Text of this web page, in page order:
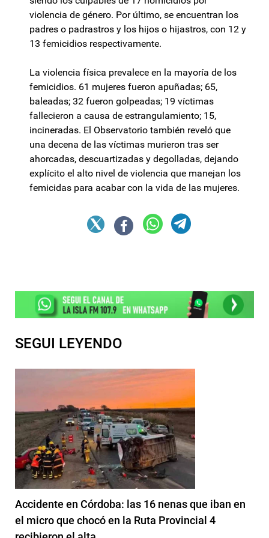
violencia de género. Por último, se encuentran los
padres o padrastros y los hijos o hijastros, con 12 y
13 femicidios respectivamente.
La violencia física prevalece en la mayoría de los
femicidios. 61 mujeres fueron apuñadas; 65,
baleadas; 32 fueron golpeadas; 19 víctimas
fallecieron a causa de estrangulamiento; 15,
incineradas. El Observatorio también reveló que
una decena de las víctimas murieron tras ser
ahorcadas, descuartizadas y degolladas, dejando
explícito el alto nivel de violencia que manejan los
femicidas para acabar con la vida de las mujeres.
SEGUI LEYENDO
Accidente en Córdoba: las 16 nenas que iban en
el micro que chocó en la Ruta Provincial 4